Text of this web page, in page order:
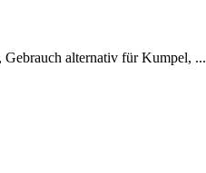
Gebrauch alternativ für Kumpel, ...